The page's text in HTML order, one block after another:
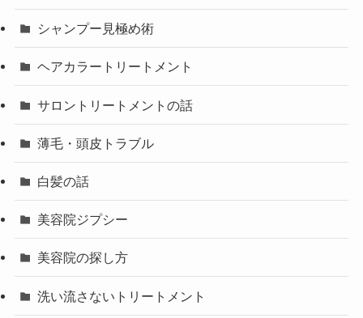
シャンプー見極め術
ヘアカラートリートメント
サロントリートメントの話
薄毛・頭皮トラブル
白髪の話
美容院ジプシー
美容院の探し方
洗い流さないトリートメント